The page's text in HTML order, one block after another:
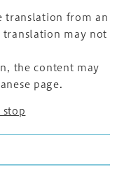
translation from an
translation may not
the content may
page.
stop